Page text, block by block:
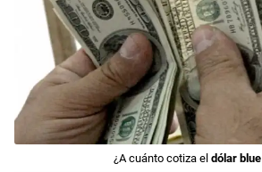
¿A cuánto cotiza el dólar blue